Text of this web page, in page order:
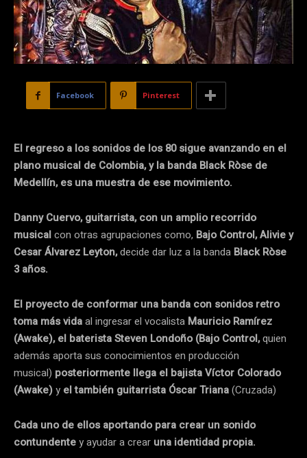
Facebook Pinterest
El regreso a los sonidos de los 80 sigue avanzando en el
plano musical de Colombia,y la banda Black Ròse de
Medellín, es una muestra de ese movimiento.
Danny Cuervo, guitarrista, con un amplio recorrido
musicalcon otras agrupaciones como, Bajo Control, Alivie y
Cesar Álvarez Leyton,decide dar luz a la banda Black Ròse
3 años.
El proyecto de conformar una banda con sonidos retro
toma más vidaal ingresar el vocalista Mauricio Ramírez
(Awake), el baterista Steven Londoño (Bajo Control,quien
además aporta sus conocimientos en producción
musical) posteriormente llega el bajista Víctor Colorado
(Awake)y el también guitarrista Óscar Triana(Cruzada)
Cada uno de ellos aportando para crear un sonido
contundentey ayudar a crear una identidad propia.